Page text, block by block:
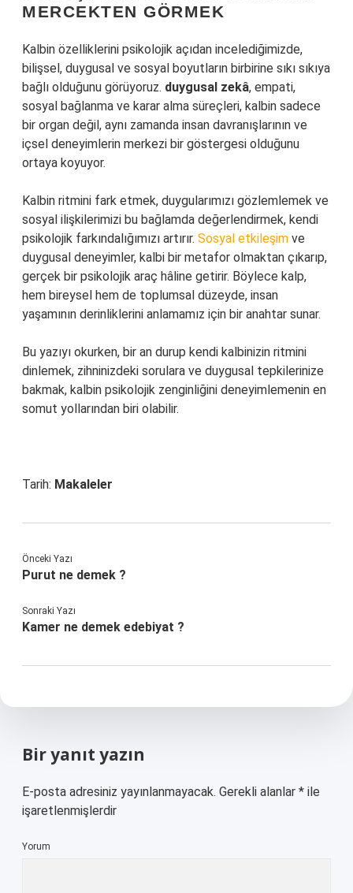
MERCEKTEN GÖRMEK
Kalbin özelliklerini psikolojik açıdan incelediğimizde,
bilişsel, duygusal ve sosyal boyutların birbirine sıkı sıkıya
bağlı olduğunu görüyoruz. duygusal zekâ, empati,
sosyal bağlanma ve karar alma süreçleri, kalbin sadece
bir organ değil, aynı zamanda insan davranışlarının ve
içsel deneyimlerin merkezi bir göstergesi olduğunu
ortaya koyuyor.
Kalbin ritmini fark etmek, duygularımızı gözlemlemek ve
sosyal ilişkilerimizi bu bağlamda değerlendirmek, kendi
psikolojik farkındalığımızı artırır. Sosyal etkileşim ve
duygusal deneyimler, kalbi bir metafor olmaktan çıkarıp,
gerçek bir psikolojik araç hâline getirir. Böylece kalp,
hem bireysel hem de toplumsal düzeyde, insan
yaşamının derinliklerini anlamamız için bir anahtar sunar.
Bu yazıyı okurken, bir an durup kendi kalbinizin ritmini
dinlemek, zihninizdeki sorulara ve duygusal tepkilerinize
bakmak, kalbin psikolojik zenginliğini deneyimlemenin en
somut yollarından biri olabilir.
Tarih: Makaleler
Önceki Yazı
Purut ne demek ?
Sonraki Yazı
Kamer ne demek edebiyat ?
Bir yanıt yazın
E-posta adresiniz yayınlanmayacak. Gerekli alanlar * ile
işaretlenmişlerdir
Yorum